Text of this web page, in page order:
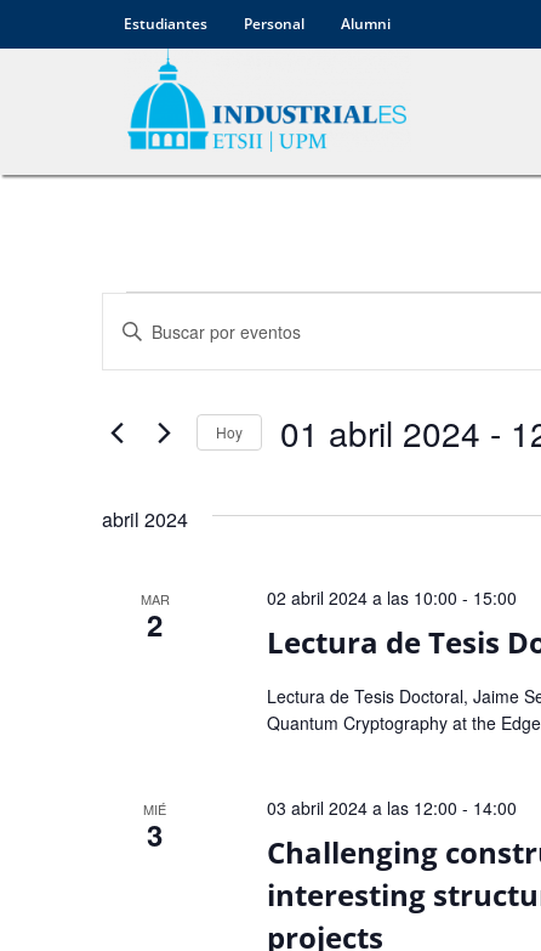
Estudiantes Personal Alumni
Navegación
de
búsqueda
y
Eventos
Introduce
clave.
para
Hoy 01 abril 2024 -
abril 2024
MAR
2 Lectura de Tesis
02 abril 2024 a las 10:00 - 15:00
Lectura de Tesis Doctoral, Jaime
Quantum Cryptography at the
MIÉ
3
Challenging
interesting
projects
03 abril 2024 a las 12:00 - 14:00